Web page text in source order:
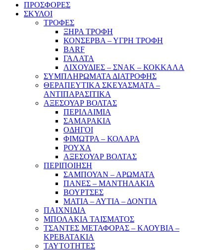
ΠΡΟΣΦΟΡΕΣ
ΣΚΥΛΟΙ
ΤΡΟΦΕΣ
ΞΗΡΑ ΤΡΟΦΗ
ΚΟΝΣΕΡΒΑ – ΥΓΡΗ ΤΡΟΦΗ
BARF
ΓΑΛΑΤΑ
ΛΙΧΟΥΔΙΕΣ – ΣΝΑΚ – ΚΟΚΚΑΛΑ
ΣΥΜΠΛΗΡΩΜΑΤΑ ΔΙΑΤΡΟΦΗΣ
ΘΕΡΑΠΕΥΤΙΚΑ ΣΚΕΥΑΣΜΑΤΑ –
ΑΝΤΙΠΑΡΑΣΙΤΙΚΑ
ΑΞΕΣΟΥΑΡ ΒΟΛΤΑΣ
ΠΕΡΙΛΑΙΜΙΑ
ΣΑΜΑΡΑΚΙΑ
ΟΔΗΓΟΙ
ΦΙΜΩΤΡΑ – ΚΟΛΑΡΑ
ΡΟΥΧΑ
ΑΞΕΣΟΥΑΡ ΒΟΛΤΑΣ
ΠΕΡΙΠΟΙΗΣΗ
ΣΑΜΠΟΥΑΝ – ΑΡΩΜΑΤΑ
ΠΑΝΕΣ – ΜΑΝΤΗΛΑΚΙΑ
ΒΟΥΡΤΣΕΣ
ΜΑΤΙΑ – ΑΥΤΙΑ – ΔΟΝΤΙΑ
ΠΑΙΧΝΙΔΙΑ
ΜΠΟΛΑΚΙΑ ΤΑΙΣΜΑΤΟΣ
ΤΣΑΝΤΕΣ ΜΕΤΑΦΟΡΑΣ – ΚΛΟΥΒΙΑ –
ΚΡΕΒΑΤΑΚΙΑ
ΤΑΥΤΟΤΗΤΕΣ